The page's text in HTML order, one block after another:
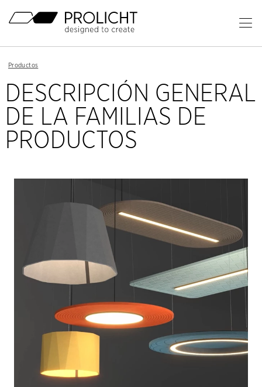
Cabecera
el
Breadcrumb
Productos
DESCRIPCIÓN GENERAL
DE LA FAMILIAS DE
PRODUCTOS